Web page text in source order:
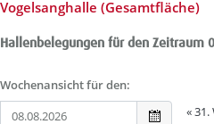
Vogelsanghalle (Gesamtfläche)
Hallenbelegungen für den Zeitraum
Wochenansicht für den:
«31.